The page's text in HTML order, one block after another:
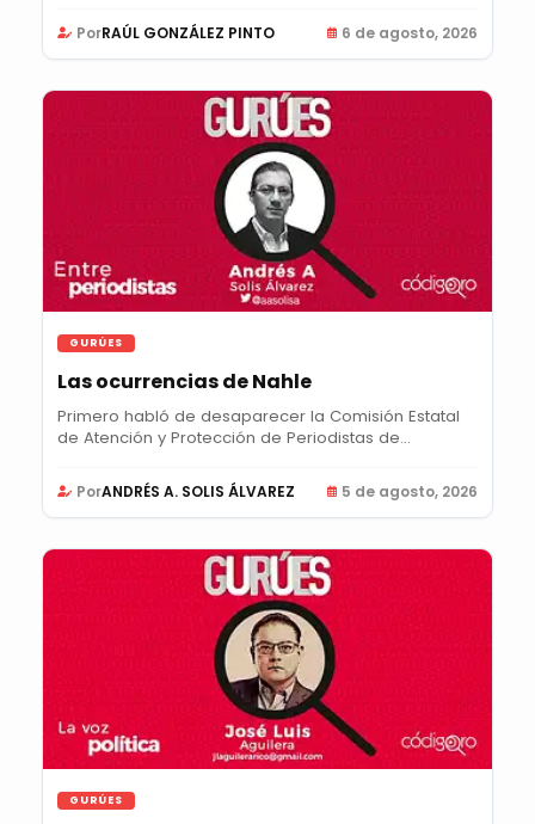
PorRAÚL GONZÁLEZ PINTO 6 de agosto, 2026
GURÚES
Las ocurrencias de Nahle
Primero habló de desaparecer la Comisión Estatal
de Atención y Protección de Periodistas de...
PorANDRÉS A. SOLIS ÁLVAREZ 5 de agosto, 2026
GURÚES